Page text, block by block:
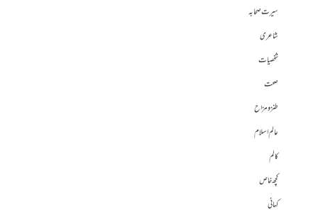
سیرت صحابہ
شاعری
شخصیات
صحت
طنز و مزاح
عالم اسلام
کالم
کچھ خاص
کہانی